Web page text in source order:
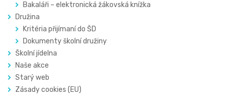
Bakaláři – elektronická žákovská knížka
Družina
Kritéria přijímaní do ŠD
Dokumenty školní družiny
Školní jídelna
Naše akce
Starý web
Zásady cookies (EU)